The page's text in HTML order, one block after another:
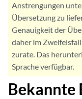
Anstrengungen
Übersetzung zu
Genauigkeit der
daher im
zurate. Das
Sprache verfügbar.
Bekannte